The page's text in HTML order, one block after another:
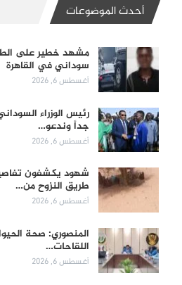
أحدث الموضوعات
مشهد خطير على
سوداني في القاهرة
أغسطس 6, 2026
رئيس الوزراء
جداً وندعو…
أغسطس 6, 2026
طريق النزوح من…
أغسطس 6, 2026
المنصوري: صحة
اللقاحات…
أغسطس 6, 2026